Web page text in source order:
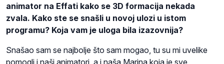
animator na Effati kako se 3D formacija nekada
zvala. Kako ste se snašli u novoj ulozi u istom
programu? Koja vam je uloga bila izazovnija?
Snašao sam se najbolje što sam mogao, tu su mi uvelike